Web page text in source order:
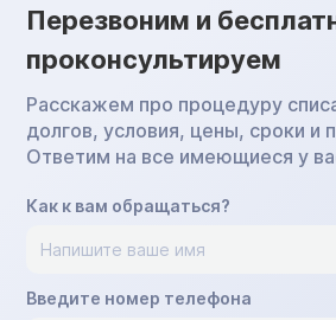
Перезвоним и
проконсультируем
Расскажем про процедуру
долгов, условия, цены, сроки и
Ответим на все имеющиеся у
Как к вам обращаться?
Введите номер телефона